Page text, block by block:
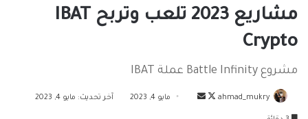
مشاريع 2023 تلعب وتربح IBAT
Crypto
مشروع Battle Infinity عملة IBAT
ahmad_mukry
تابعأرسل
مايو 4, 2023 آخر تحديث: مايو 4, 2023